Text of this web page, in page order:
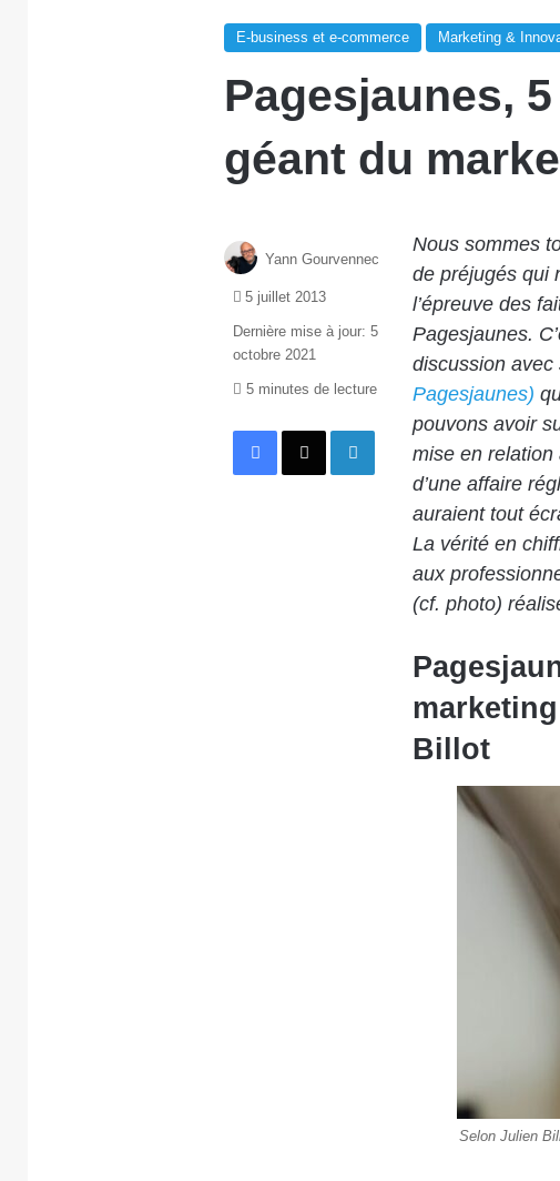
E-business et e-commerce Marketing &
Pagesjaunes,
géant du
Nous sommes
de préjugés qui
l’épreuve des
Pagesjaunes.
discussion avec
Pagesjaunes)
pouvons avoir
mise en relation
d’une affaire
auraient tout
La vérité en
aux
(cf. photo)
Billot
Selon Julien
Yann Gourvennec
5 juillet 2013
Dernière mise à jour: 5
octobre 2021
5 minutes de lecture
Facebook
X Linkedin